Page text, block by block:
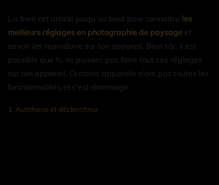
Lis bien cet article jusqu’au bout pour connaitre les
meilleurs réglages en photographie de paysage et
savoir les reproduire sur ton appareil. Bien sûr, il est
possible que tu ne puisses pas faire tout ces réglages
sur ton appareil. Certains appareils n’ont pas toutes les
fonctionnalités et c’est dommage.
1. Autofocus et déclencheur